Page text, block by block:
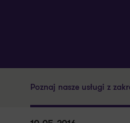
Poznaj nasze usługi z